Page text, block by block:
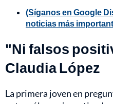
(Síganos en Google
noticias más
"Ni falsos
Claudia López
La primera joven en